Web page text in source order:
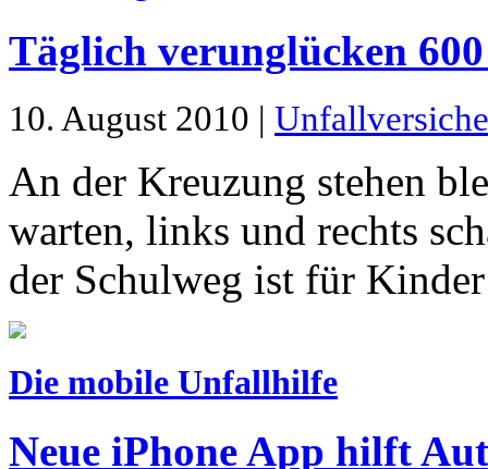
Täglich verunglücken
10. August 2010 |
An der Kreuzung stehen
warten, links und rechts
der Schulweg ist für
Die mobile Unfallhilfe
Neue iPhone App hilft